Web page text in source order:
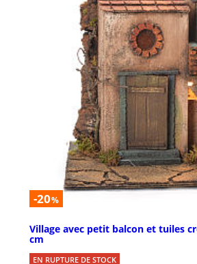
-20%
Village avec petit balcon et tuiles
cm
EN RUPTURE DE STOCK